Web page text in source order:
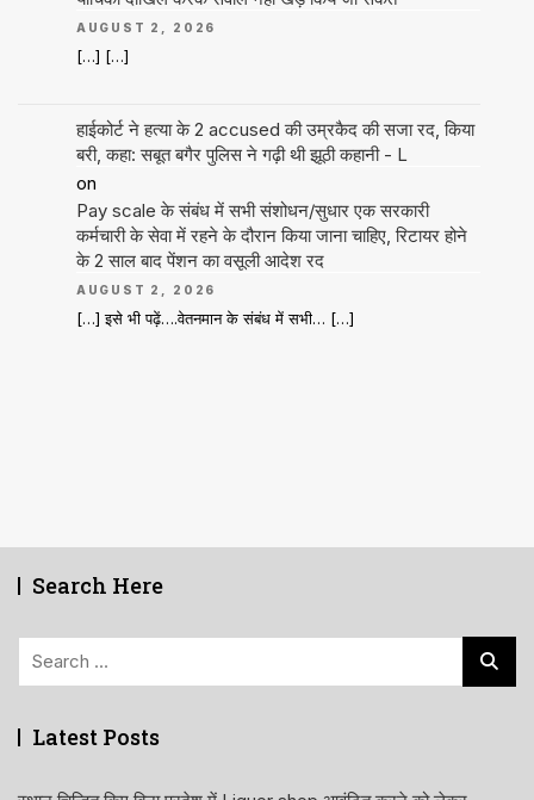
AUGUST 2, 2026
[…] […]
हाईकोर्ट ने हत्या के 2 accused की उम्रकैद की सजा रद, किया
बरी, कहा: सबूत बगैर पुलिस ने गढ़ी थी झूठी कहानी - L
on
Pay scale के संबंध में सभी संशोधन/सुधार एक सरकारी
कर्मचारी के सेवा में रहने के दौरान किया जाना चाहिए, रिटायर होने
के 2 साल बाद पेंशन का वसूली आदेश रद
AUGUST 2, 2026
[…] इसे भी पढ़ें….वेतनमान के संबंध में सभी… […]
Search Here
Latest Posts